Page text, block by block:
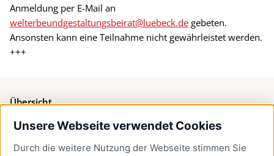
Unsere Webseite verwendet Cookies
Durch die weitere Nutzung der Webseite stimmen Sie
Anmeldung per E-Mail an
welterbeundgestaltungsbeirat@luebeck.de gebeten.
Ansonsten kann eine Teilnahme nicht gewährleistet werden.
+++
Übersicht
Bürgerservice
Presse